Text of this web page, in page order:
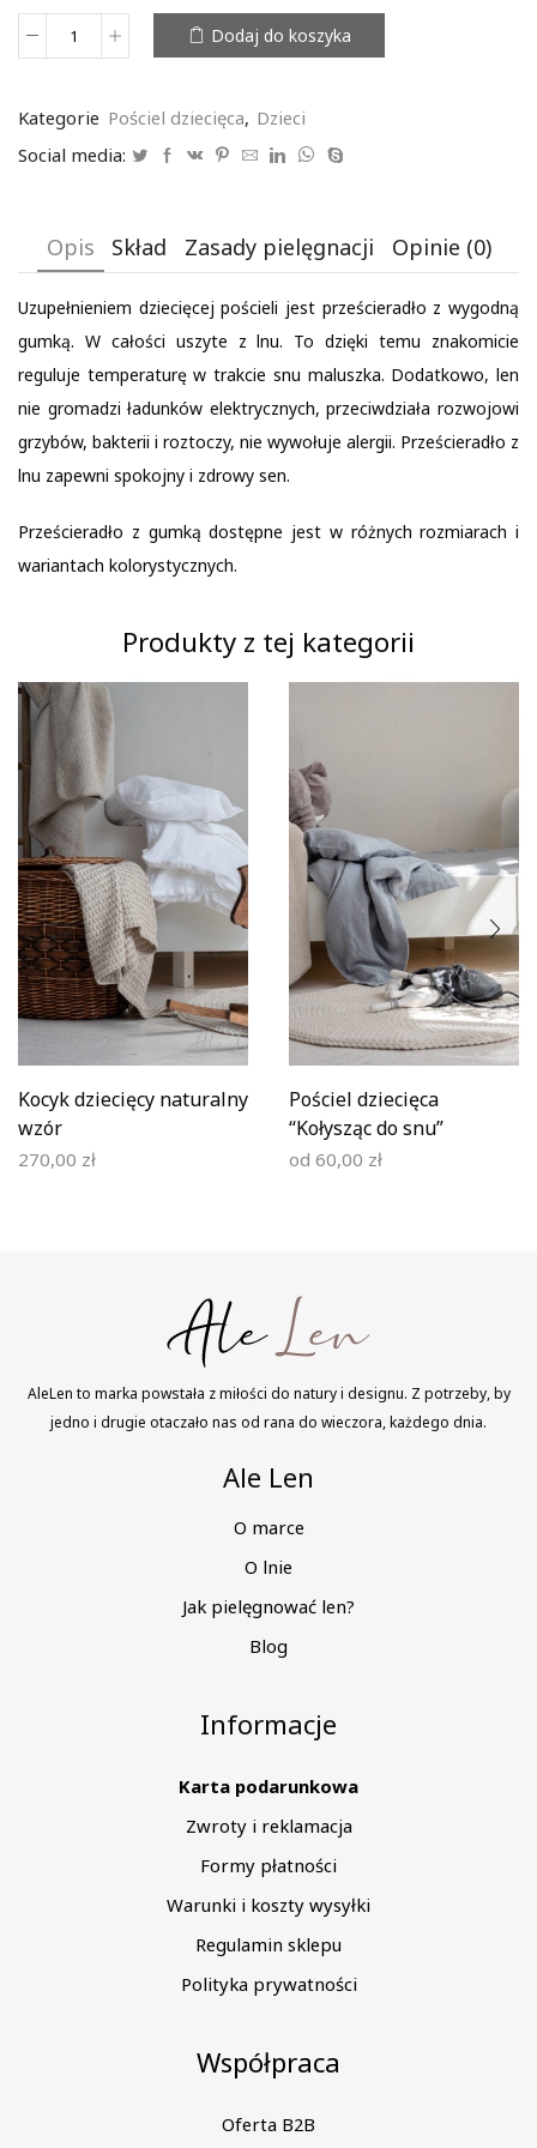
ilość
z
Dodaj do koszyka
Kategorie Pościel dziecięca, Dzieci
Social media:
Opis Skład Zasady pielęgnacji Opinie (0)
Uzupełnieniem dziecięcej pościeli jest prześcieradło z wygodną
gumką. W całości uszyte z lnu. To dzięki temu znakomicie
reguluje temperaturę w trakcie snu maluszka. Dodatkowo, len
nie gromadzi ładunków elektrycznych, przeciwdziała rozwojowi
grzybów, bakterii i roztoczy, nie wywołuje alergii. Prześcieradło z
lnu zapewni spokojny i zdrowy sen.
Prześcieradło z gumką dostępne jest w różnych rozmiarach i
wariantach kolorystycznych.
Produkty z tej kategorii
Kocyk dziecięcy naturalny
wzór
270,00 zł
Pościel dziecięca
“Kołysząc do snu”
od 60,00 zł
AleLen to marka powstała z miłości do natury i designu. Z potrzeby, by
jedno i drugie otaczało nas od rana do wieczora, każdego dnia.
Ale Len
O marce
O lnie
Jak pielęgnować len?
Blog
Informacje
Karta podarunkowa
Zwroty i reklamacja
Formy płatności
Warunki i koszty wysyłki
Regulamin sklepu
Polityka prywatności
Współpraca
Oferta B2B